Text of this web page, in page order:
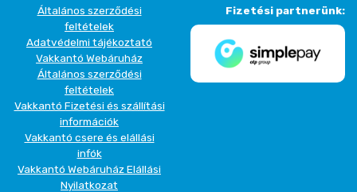
Általános szerződési
feltételek
Adatvédelmi tájékoztató
Vakkantó Webáruház
Általános szerződési
feltételek
Vakkantó Fizetési és szállítási
információk
Vakkantó csere és elállási
infók
Vakkantó Webáruház Elállási
Nyilatkozat
Fizetési partnerünk: